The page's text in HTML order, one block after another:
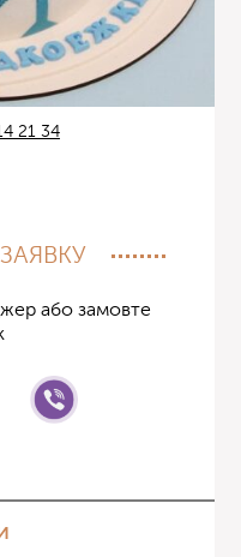
21 34
або замовте